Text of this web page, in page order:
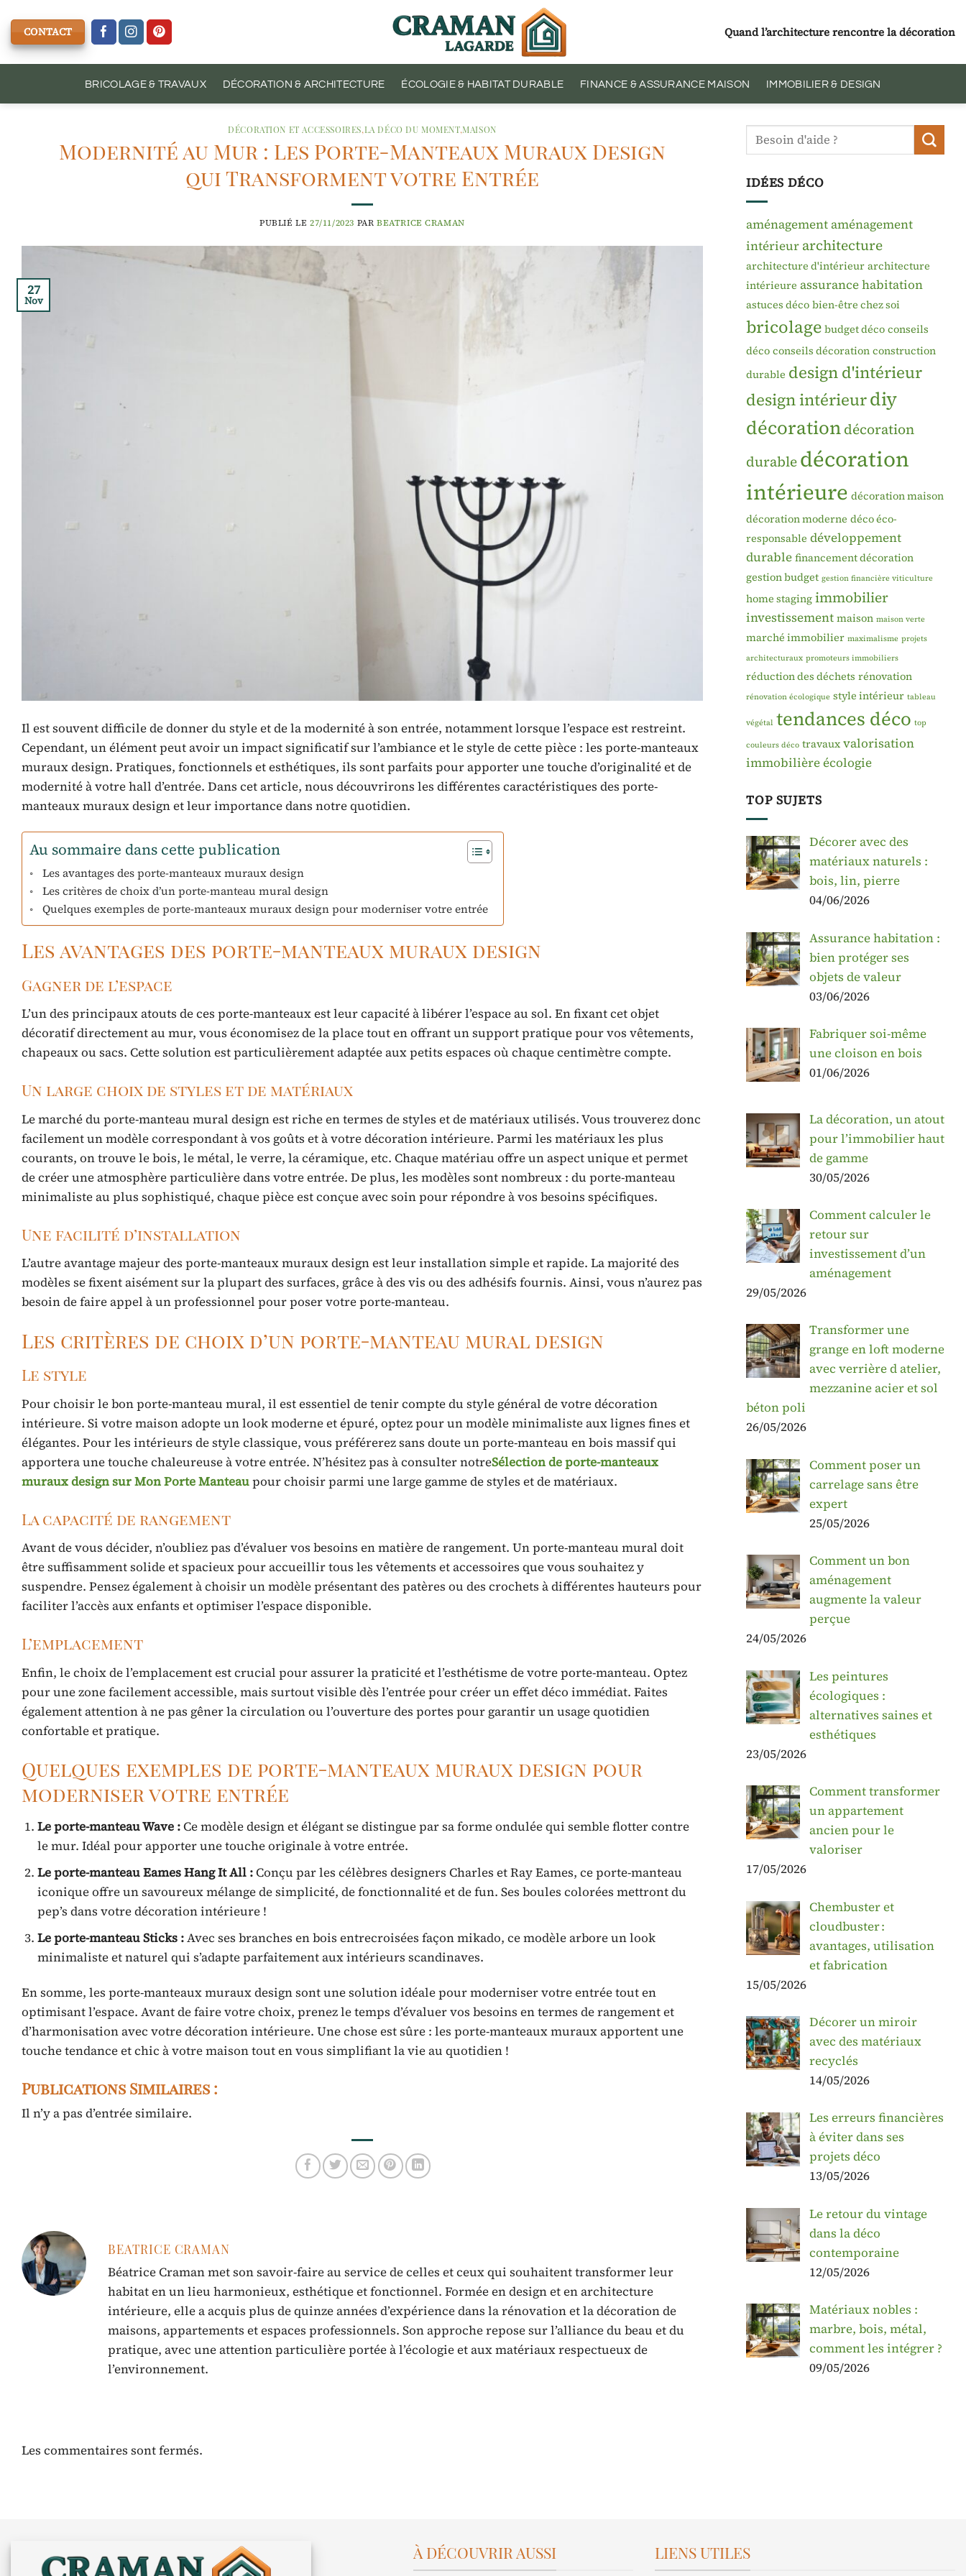
au
contenu
CONTACT Quand l’architecture rencontre la décoration
BRICOLAGE & TRAVAUX DÉCORATION & ARCHITECTURE ÉCOLOGIE & HABITAT DURABLE FINANCE & ASSURANCE MAISON IMMOBILIER & DESIGN
DÉCORATION ET ACCESSOIRES,LA DÉCO DU MOMENT,MAISON
Modernité au Mur : Les Porte-Manteaux Muraux Design
qui Transforment votre Entrée
PUBLIÉ LE27/11/2023 PAR BEATRICE CRAMAN
27
Nov
Il est souvent difficile de donner du style et de la modernité à son entrée, notamment lorsque l’espace est restreint.
Cependant, un élément peut avoir un impact significatif sur l’ambiance et le style de cette pièce : les porte-manteaux
muraux design. Pratiques, fonctionnels et esthétiques, ils sont parfaits pour apporter une touche d’originalité et de
modernité à votre hall d’entrée. Dans cet article, nous découvrirons les différentes caractéristiques des porte-
manteaux muraux design et leur importance dans notre quotidien.
Au sommaire dans cette publication
Les avantages des porte-manteaux muraux design
Les critères de choix d’un porte-manteau mural design
Quelques exemples de porte-manteaux muraux design pour moderniser votre entrée
Les avantages des porte-manteaux muraux design
Gagner de l’espace
L’un des principaux atouts de ces porte-manteaux est leur capacité à libérer l’espace au sol. En fixant cet objet
décoratif directement au mur, vous économisez de la place tout en offrant un support pratique pour vos vêtements,
chapeaux ou sacs. Cette solution est particulièrement adaptée aux petits espaces où chaque centimètre compte.
Un large choix de styles et de matériaux
Le marché du porte-manteau mural design est riche en termes de styles et de matériaux utilisés. Vous trouverez donc
facilement un modèle correspondant à vos goûts et à votre décoration intérieure. Parmi les matériaux les plus
courants, on trouve le bois, le métal, le verre, la céramique, etc. Chaque matériau offre un aspect unique et permet
de créer une atmosphère particulière dans votre entrée. De plus, les modèles sont nombreux : du porte-manteau
minimaliste au plus sophistiqué, chaque pièce est conçue avec soin pour répondre à vos besoins spécifiques.
Une facilité d’installation
L’autre avantage majeur des porte-manteaux muraux design est leur installation simple et rapide. La majorité des
modèles se fixent aisément sur la plupart des surfaces, grâce à des vis ou des adhésifs fournis. Ainsi, vous n’aurez pas
besoin de faire appel à un professionnel pour poser votre porte-manteau.
Les critères de choix d’un porte-manteau mural design
Le style
Pour choisir le bon porte-manteau mural, il est essentiel de tenir compte du style général de votre décoration
intérieure. Si votre maison adopte un look moderne et épuré, optez pour un modèle minimaliste aux lignes fines et
élégantes. Pour les intérieurs de style classique, vous préférerez sans doute un porte-manteau en bois massif qui
apportera une touche chaleureuse à votre entrée. N’hésitez pas à consulter notreSélection de porte-manteaux
muraux design sur Mon Porte Manteaupour choisir parmi une large gamme de styles et de matériaux.
La capacité de rangement
Avant de vous décider, n’oubliez pas d’évaluer vos besoins en matière de rangement. Un porte-manteau mural doit
être suffisamment solide et spacieux pour accueillir tous les vêtements et accessoires que vous souhaitez y
suspendre. Pensez également à choisir un modèle présentant des patères ou des crochets à différentes hauteurs pour
faciliter l’accès aux enfants et optimiser l’espace disponible.
L’emplacement
Enfin, le choix de l’emplacement est crucial pour assurer la praticité et l’esthétisme de votre porte-manteau. Optez
pour une zone facilement accessible, mais surtout visible dès l’entrée pour créer un effet déco immédiat. Faites
également attention à ne pas gêner la circulation ou l’ouverture des portes pour garantir un usage quotidien
confortable et pratique.
Quelques exemples de porte-manteaux muraux design pour
moderniser votre entrée
Le porte-manteau Wave :Ce modèle design et élégant se distingue par sa forme ondulée qui semble flotter contre
le mur. Idéal pour apporter une touche originale à votre entrée.
Le porte-manteau Eames Hang It All :Conçu par les célèbres designers Charles et Ray Eames, ce porte-manteau
iconique offre un savoureux mélange de simplicité, de fonctionnalité et de fun. Ses boules colorées mettront du
pep’s dans votre décoration intérieure !
Le porte-manteau Sticks :Avec ses branches en bois entrecroisées façon mikado, ce modèle arbore un look
minimaliste et naturel qui s’adapte parfaitement aux intérieurs scandinaves.
En somme, les porte-manteaux muraux design sont une solution idéale pour moderniser votre entrée tout en
optimisant l’espace. Avant de faire votre choix, prenez le temps d’évaluer vos besoins en termes de rangement et
d’harmonisation avec votre décoration intérieure. Une chose est sûre : les porte-manteaux muraux apportent une
touche tendance et chic à votre maison tout en vous simplifiant la vie au quotidien !
Publications Similaires :
Il n’y a pas d’entrée similaire.
BEATRICE CRAMAN
Béatrice Craman met son savoir-faire au service de celles et ceux qui souhaitent transformer leur
habitat en un lieu harmonieux, esthétique et fonctionnel. Formée en design et en architecture
intérieure, elle a acquis plus de quinze années d’expérience dans la rénovation et la décoration de
maisons, appartements et espaces professionnels. Son approche repose sur l’alliance du beau et du
pratique, avec une attention particulière portée à l’écologie et aux matériaux respectueux de
l’environnement.
Les commentaires sont fermés.
IDÉES DÉCO
aménagementaménagement
intérieur architecture
architecture d'intérieur architecture
intérieure assurance habitation
astuces déco bien-être chez soi
bricolage budget déco conseils
déco conseils décoration construction
durable design d'intérieur
design intérieurdiy
décorationdécoration
durabledécoration
intérieure décoration maison
décoration moderne déco éco-
responsable développement
durable financement décoration
gestion budget gestion financière viticulture
home staging immobilier
investissement maison maison verte
marché immobilier maximalisme projets
architecturaux promoteurs immobiliers
réduction des déchets rénovation
rénovation écologique style intérieur tableau
végétal tendances déco top
couleurs déco travaux valorisation
immobilièreécologie
TOP SUJETS
Décorer avec des
matériaux naturels :
bois, lin, pierre
04/06/2026
Assurance habitation :
bien protéger ses
objets de valeur
03/06/2026
Fabriquer soi-même
une cloison en bois
01/06/2026
La décoration, un atout
pour l’immobilier haut
de gamme
30/05/2026
Comment calculer le
retour sur
investissement d’un
aménagement
29/05/2026
Transformer une
grange en loft moderne
avec verrière d atelier,
mezzanine acier et sol
béton poli
26/05/2026
Comment poser un
carrelage sans être
expert
25/05/2026
Comment un bon
aménagement
augmente la valeur
perçue
24/05/2026
Les peintures
écologiques :
alternatives saines et
esthétiques
23/05/2026
Comment transformer
un appartement
ancien pour le
valoriser
17/05/2026
Chembuster et
cloudbuster :
avantages, utilisation
et fabrication
15/05/2026
Décorer un miroir
avec des matériaux
recyclés
14/05/2026
Les erreurs financières
à éviter dans ses
projets déco
13/05/2026
Le retour du vintage
dans la déco
contemporaine
12/05/2026
Matériaux nobles :
marbre, bois, métal,
comment les intégrer ?
09/05/2026
À DÉCOUVRIR AUSSI LIENS UTILES